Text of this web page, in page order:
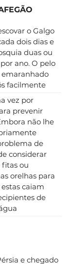
o Galgo
dois dias e
duas ou
ano. O pelo
facilmente
vez por
prevenir
não lhe
de
considerar
fitas ou
orelhas para
caiam
de
e chegado